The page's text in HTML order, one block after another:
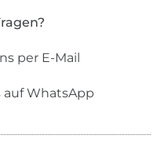
per E-Mail
auf WhatsApp